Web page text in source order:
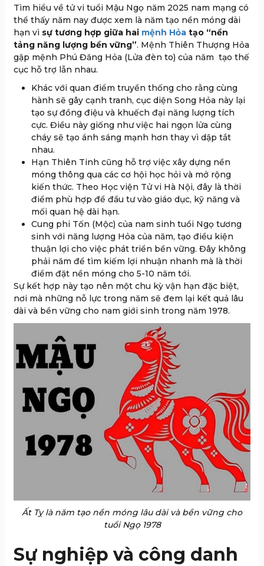
Tìm hiểu về tử vi tuổi Mậu Ngọ năm 2025 nam mạng có
thể thấy năm nay được xem là năm tạo nền móng dài
hạn vì sự tương hợp giữa hai mệnh Hỏa tạo “nền
tảng năng lượng bền vững”. Mệnh Thiên Thượng Hỏa
gặp mệnh Phú Đăng Hỏa (Lửa đèn to) của năm tạo thế
cục hỗ trợ lẫn nhau.
Khác với quan điểm truyền thống cho rằng cùng
hành sẽ gây cạnh tranh, cục diện Song Hỏa này lại
tạo sự đồng điệu và khuếch đại năng lượng tích
cực. Điều này giống như việc hai ngọn lửa cùng
cháy sẽ tạo ánh sáng mạnh hơn thay vì dập tắt
nhau.
Hạn Thiên Tinh cũng hỗ trợ việc xây dựng nền
móng thông qua các cơ hội học hỏi và mở rộng
kiến thức. Theo Học viện Tử vi Hà Nội, đây là thời
điểm phù hợp để đầu tư vào giáo dục, kỹ năng và
mối quan hệ dài hạn.
Cung phi Tốn (Mộc) của nam sinh tuổi Ngọ tương
sinh với năng lượng Hỏa của năm, tạo điều kiện
thuận lợi cho việc phát triển bền vững. Đây không
phải năm để tìm kiếm lợi nhuận nhanh mà là thời
điểm đặt nền móng cho 5-10 năm tới.
Sự kết hợp này tạo nên một chu kỳ vận hạn đặc biệt,
nơi mà những nỗ lực trong năm sẽ đem lại kết quả lâu
dài và bền vững cho nam giới sinh trong năm 1978.
Ất Tỵ là năm tạo nền móng lâu dài và bền vững cho
tuổi Ngọ 1978
Sự nghiệp và công danh